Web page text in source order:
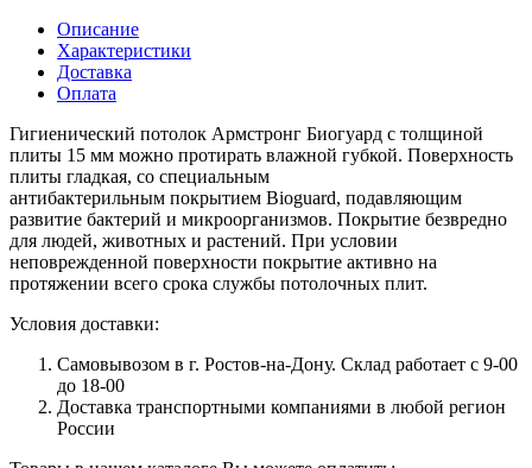
Описание
Характеристики
Доставка
Оплата
Гигиенический потолок Армстронг Биогуард с толщиной
плиты 15 мм можно протирать влажной губкой. Поверхность
плиты гладкая, со специальным
антибактерильным покрытием Bioguard, подавляющим
развитие бактерий и микроорганизмов. Покрытие безвредно
для людей, животных и растений. При условии
неповрежденной поверхности покрытие активно на
протяжении всего срока службы потолочных плит.
Условия доставки:
Самовывозом в г. Ростов-на-Дону. Склад работает с 9-00
до 18-00
Доставка транспортными компаниями в любой регион
России